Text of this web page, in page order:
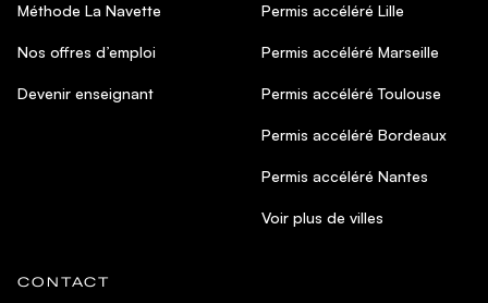
Méthode La Navette
Nos offres d’emploi
Devenir enseignant
Permis accéléré Lille
Permis accéléré Marseille
Permis accéléré Toulouse
Permis accéléré Bordeaux
Permis accéléré Nantes
Voir plus de villes
CONTACT